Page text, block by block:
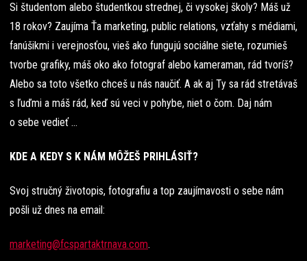
Si študentom alebo študentkou strednej, či vysokej školy? Máš už
18 rokov? Zaujíma Ťa marketing, public relations, vzťahy s médiami,
fanúšikmi i verejnosťou, vieš ako fungujú sociálne siete, rozumieš
tvorbe grafiky, máš oko ako fotograf alebo kameraman, rád tvoríš?
Alebo sa toto všetko chceš u nás naučiť. A ak aj Ty sa rád stretávaš
s ľuďmi a máš rád, keď sú veci v pohybe, niet o čom. Daj nám
o sebe vedieť …
KDE A KEDY S K NÁM MÔŽEŠ PRIHLÁSIŤ?
Svoj stručný životopis, fotografiu a top zaujímavosti o sebe nám
pošli už dnes na email:
marketing@fcspartaktrnava.com.